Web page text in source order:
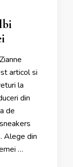
articol si
la
din
de
Alege din
…